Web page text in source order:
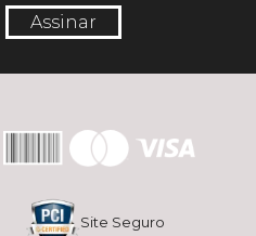
Assinar
Site Seguro